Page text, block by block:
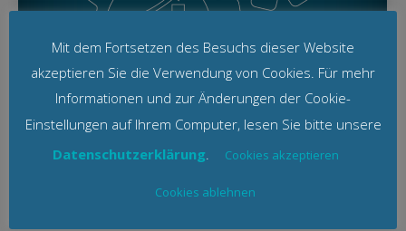
Mit dem Fortsetzen des Besuchs dieser Website
akzeptieren Sie die Verwendung von Cookies. Für mehr
Informationen und zur Änderungen der Cookie-
Einstellungen auf Ihrem Computer, lesen Sie bitte unsere
Datenschutzerklärung
Cookies akzeptieren
Cookies ablehnen